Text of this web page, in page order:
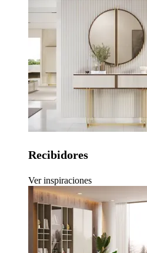
Recibidores
Ver inspiraciones